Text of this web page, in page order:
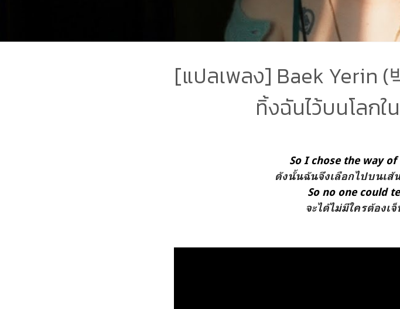
[แปลเพลง] Baek Yerin (
ทิ้งฉันไว้บนโลกใ
So I chose the way
ดังนั้นฉันจึงเลือกไปบนเส้
So no one could
จะได้ไม่มีใครต้องเ